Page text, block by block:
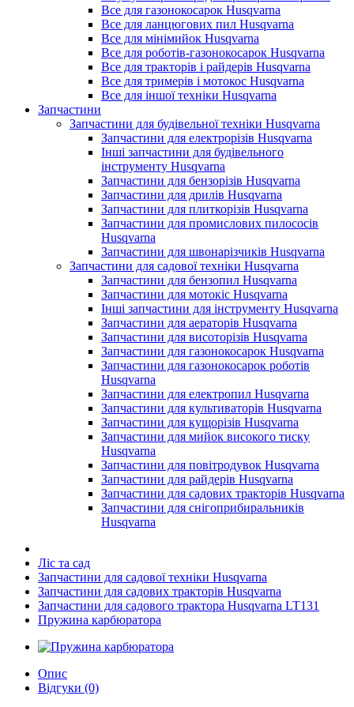
Все для газонокосарок Husqvarna
Все для ланцюгових пил Husqvarna
Все для мінімийок Husqvarna
Все для роботів-газонокосарок Husqvarna
Все для тракторів і райдерів Husqvarna
Все для тримерів і мотокос Husqvarna
Все для іншої техніки Husqvarna
Запчастини
Запчастини для будівельної техніки Husqvarna
Запчастини для електрорізів Husqvarna
Інші запчастини для будівельного
інструменту Husqvarna
Запчастини для бензорізів Husqvarna
Запчастини для дрилів Husqvarna
Запчастини для плиткорізів Husqvarna
Запчастини для промислових пилососів
Husqvarna
Запчастини для швонарізчиків Husqvarna
Запчастини для садової техніки Husqvarna
Запчастини для бензопил Husqvarna
Запчастини для мотокіс Husqvarna
Інші запчастини для інструменту Husqvarna
Запчастини для аераторів Husqvarna
Запчастини для висоторізів Husqvarna
Запчастини для газонокосарок Husqvarna
Запчастини для газонокосарок роботів
Husqvarna
Запчастини для електропил Husqvarna
Запчастини для культиваторів Husqvarna
Запчастини для кущорізів Husqvarna
Запчастини для мийок високого тиску
Husqvarna
Запчастини для повітродувок Husqvarna
Запчастини для райдерів Husqvarna
Запчастини для садових тракторів Husqvarna
Запчастини для снігоприбиральників
Husqvarna
Ліс та сад
Запчастини для садової техніки Husqvarna
Запчастини для садових тракторів Husqvarna
Запчастини для садового трактора Husqvarna LT131
Пружина карбюратора
Опис
Відгуки (0)